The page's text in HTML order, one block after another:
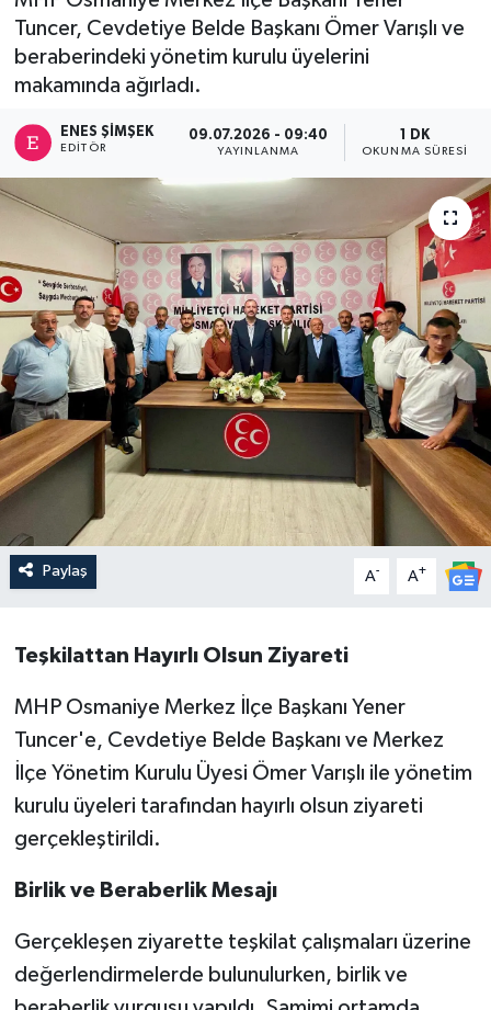
Tuncer, Cevdetiye Belde Başkanı Ömer Varışlı ve
beraberindeki yönetim kurulu üyelerini
makamında ağırladı.
ENES ŞIMŞEK
EDITÖR
09.07.2026 - 09:40
YAYINLANMA
1 DK
OKUNMA SÜRESI
Paylaş A- A+
Teşkilattan Hayırlı Olsun Ziyareti
MHP Osmaniye Merkez İlçe Başkanı Yener
Tuncer'e, Cevdetiye Belde Başkanı ve Merkez
İlçe Yönetim Kurulu Üyesi Ömer Varışlı ile yönetim
kurulu üyeleri tarafından hayırlı olsun ziyareti
gerçekleştirildi.
Birlik ve Beraberlik Mesajı
Gerçekleşen ziyarette teşkilat çalışmaları üzerine
değerlendirmelerde bulunulurken, birlik ve